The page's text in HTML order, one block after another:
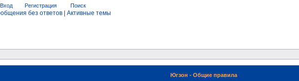
Вход Регистрация Поиск
без ответов Активные темы
Югзон - Общие правила